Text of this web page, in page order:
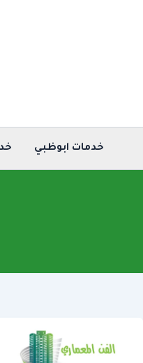
خدمات ابوظبي